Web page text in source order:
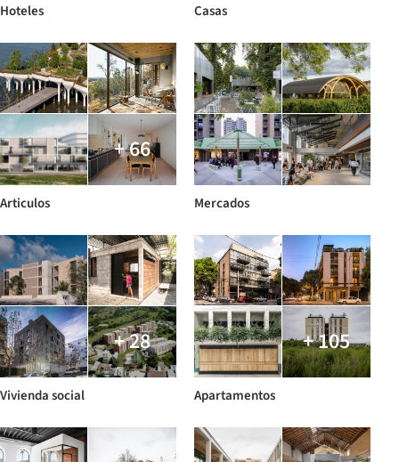
Hoteles Casas
+ 66
Articulos Mercados
+ 28
Vivienda social
+ 105
Apartamentos